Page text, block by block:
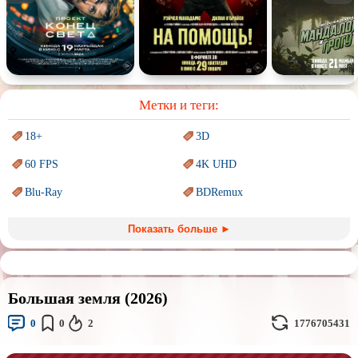
Спектакль Сказка Немое кино Для взрослых
Метки и теги:
18+ 3D
60 FPS 4K UHD
Blu-Ray BDRemux
Sci-Fi (Научнаяфантастика) Trash (трэш) movies
Авангард иСюрреализм Ангелы и Демоны
Аниме
Врачи
Показать больше ►
Большая земля (2026)
0 0 2 1776705431